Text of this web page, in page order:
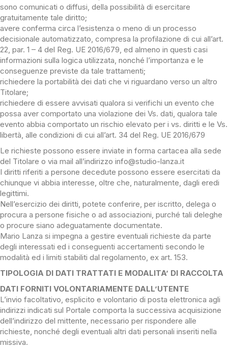
sono comunicati o diffusi, della possibilità di esercitare
gratuitamente tale diritto;
avere conferma circa l’esistenza o meno di un processo
decisionale automatizzato, compresa la profilazione di cui all’art.
22, par. 1 – 4 del Reg. UE 2016/679, ed almeno in questi casi
informazioni sulla logica utilizzata, nonché l’importanza e le
conseguenze previste da tale trattamenti;
richiedere la portabilità dei dati che vi riguardano verso un altro
Titolare;
richiedere di essere avvisati qualora si verifichi un evento che
possa aver comportato una violazione dei Vs. dati, qualora tale
evento abbia comportato un rischio elevato per i vs. diritti e le Vs.
libertà, alle condizioni di cui all’art. 34 del Reg. UE 2016/679
Le richieste possono essere inviate in forma cartacea alla sede
del Titolare o via mail all’indirizzo info@studio-lanza.it
I diritti riferiti a persone decedute possono essere esercitati da
chiunque vi abbia interesse, oltre che, naturalmente, dagli eredi
legittimi.
Nell’esercizio dei diritti, potete conferire, per iscritto, delega o
procura a persone fisiche o ad associazioni, purché tali deleghe
o procure siano adeguatamente documentate.
Mario Lanza si impegna a gestire eventuali richieste da parte
degli interessati ed i conseguenti accertamenti secondo le
modalità ed i limiti stabiliti dal regolamento, ex art. 153.
TIPOLOGIA DI DATI TRATTATI E MODALITA’ DI RACCOLTA
DATI FORNITI VOLONTARIAMENTE DALL’UTENTE
L’invio facoltativo, esplicito e volontario di posta elettronica agli
indirizzi indicati sul Portale comporta la successiva acquisizione
dell’indirizzo del mittente, necessario per rispondere alle
richieste, nonché degli eventuali altri dati personali inseriti nella
missiva.